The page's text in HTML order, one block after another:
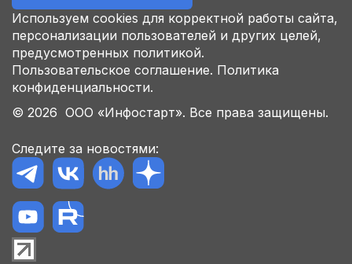
Используем cookies для корректной работы сайта,
персонализации пользователей и других целей,
предусмотренных политикой.
Пользовательское соглашение. Политика
конфиденциальности.
© 2026 ООО «Инфостарт». Все права защищены.
Следите за новостями: